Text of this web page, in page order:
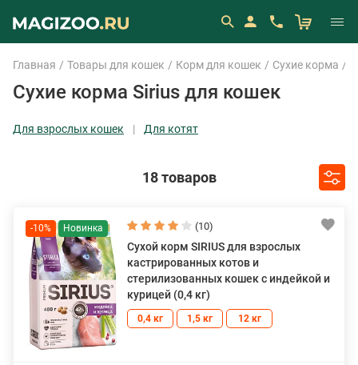
Главная Товары для кошек Корм для кошек Сухие корма
Сухие корма Sirius для кошек
Для взрослых кошек Для котят
18 товаров
-10% (10)
Сухой корм SIRIUS для взрослых
кастрированных котов и
стерилизованных кошек с индейкой и
курицей (0,4 кг)
0,4 кг 1,5 кг 12 кг